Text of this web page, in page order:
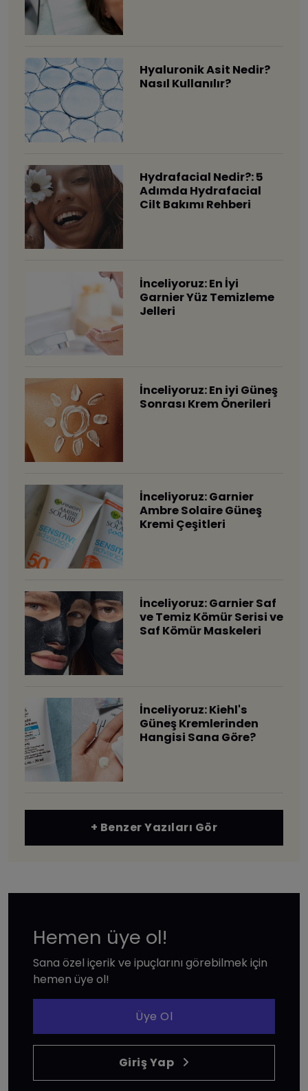
Hyaluronik Asit Nedir?
Nasıl Kullanılır?
Hydrafacial Nedir?: 5
Adımda Hydrafacial
Cilt Bakımı Rehberi
İnceliyoruz: En İyi
Garnier Yüz Temizleme
Jelleri
İnceliyoruz: En iyi Güneş
Sonrası Krem Önerileri
İnceliyoruz: Garnier
Ambre Solaire Güneş
Kremi Çeşitleri
İnceliyoruz: Garnier Saf
ve Temiz Kömür Serisi ve
Saf Kömür Maskeleri
İnceliyoruz: Kiehl's
Güneş Kremlerinden
Hangisi Sana Göre?
+ Benzer Yazıları Gör
Hemen üye ol!
Sana özel içerik ve ipuçlarını görebilmek için
hemen üye ol!
Üye Ol
Giriş Yap